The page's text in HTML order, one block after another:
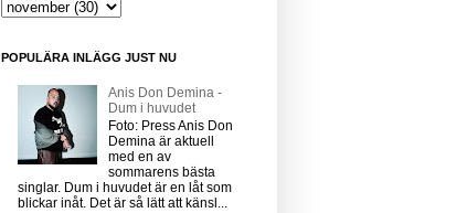
POPULÄRA INLÄGG JUST NU
Anis Don Demina -
Dum i huvudet
Foto: Press Anis Don
Demina är aktuell
med en av
sommarens bästa
singlar. Dum i huvudet är en låt som
blickar inåt. Det är så lätt att känsl...